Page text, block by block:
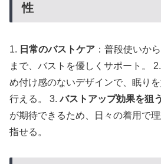
性
1. 日常のバストケア ：普段使いか
まで、バストを優しくサポート。 2.
め付け感のないデザインで、眠り
行える。 3.バストアップ効果を狙う
が期待できるため、日々の着用で
指せる。